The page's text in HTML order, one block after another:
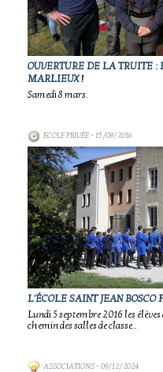
OUVERTURE DE LA TRUITE :
MARLIEUX !
Samedi 8 mars.
ECOLE PRIVÉE- 15/09/2016
L'ÉCOLE SAINT JEAN BOSCO
Lundi 5 septembre 2016 les élèves
chemin des salles de classe..
ASSOCIATIONS- 09/12/2024